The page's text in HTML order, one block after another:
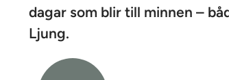
dagar som blir till minnen –
Ljung.